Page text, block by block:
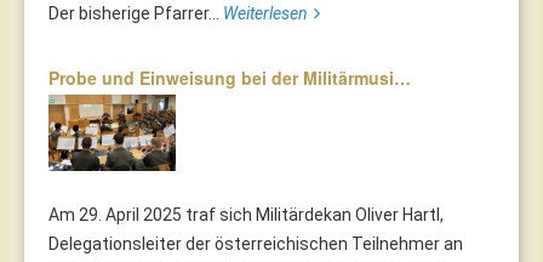
Der bisherige Pfarrer... Weiterlesen
Probe und Einweisung bei der Militärmusi…
Am 29. April 2025 traf sich Militärdekan Oliver Hartl,
Delegationsleiter der österreichischen Teilnehmer an